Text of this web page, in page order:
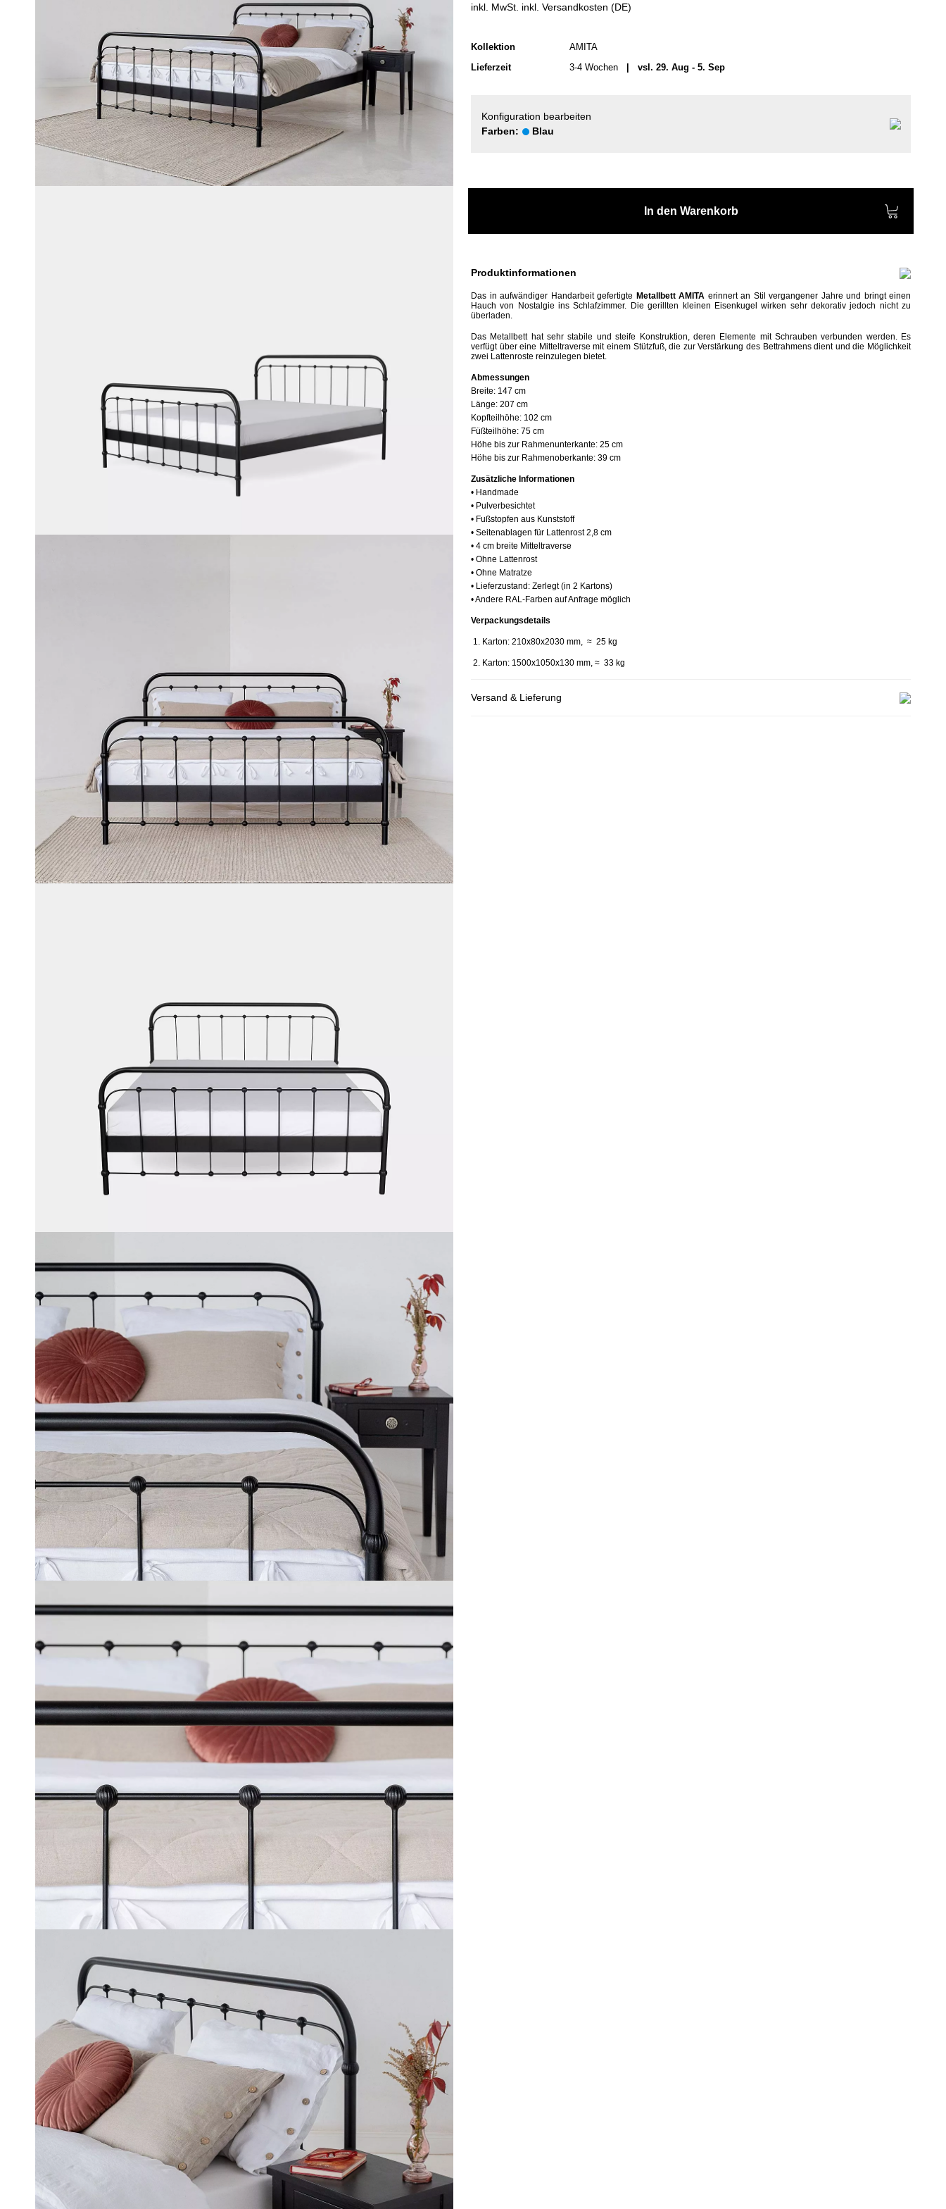
inkl. MwSt. inkl. Versandkosten (DE)
Kollektion
AMITA
Lieferzeit
3-4 Wochen | vsl. 29. Aug - 5. Sep
Konfiguration bearbeiten
Farben:
Blau
In den Warenkorb
Produktinformationen
Das in aufwändiger Handarbeit gefertigte Metallbett AMITA erinnert an Stil vergangener Jahre und bringt einen
Hauch von Nostalgie ins Schlafzimmer. Die gerillten kleinen Eisenkugel wirken sehr dekorativ jedoch nicht zu
überladen.
Das Metallbett hat sehr stabile und steife Konstruktion, deren Elemente mit Schrauben verbunden werden. Es
verfügt über eine Mitteltraverse mit einem Stützfuß, die zur Verstärkung des Bettrahmens dient und die Möglichkeit
zwei Lattenroste reinzulegen bietet.
Abmessungen
Breite: 147 cm
Länge: 207 cm
Kopfteilhöhe: 102 cm
Füßteilhöhe: 75 cm
Höhe bis zur Rahmenunterkante: 25 cm
Höhe bis zur Rahmenoberkante: 39 cm
Zusätzliche Informationen
• Handmade
• Pulverbesichtet
• Fußstopfen aus Kunststoff
• Seitenablagen für Lattenrost 2,8 cm
• 4 cm breite Mitteltraverse
• Ohne Lattenrost
• Ohne Matratze
• Lieferzustand: Zerlegt (in 2 Kartons)
• Andere RAL-Farben auf Anfrage möglich
Verpackungsdetails
1. Karton: 210x80x2030 mm, ≈ 25 kg
2. Karton: 1500x1050x130 mm, ≈ 33 kg
Versand & Lieferung